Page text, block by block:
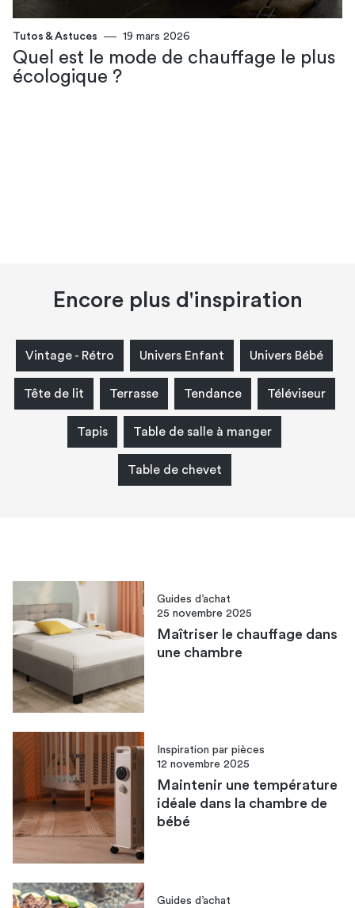
Tutos & Astuces 19 mars 2026
Quel est le mode de chauffage le plus
écologique​ ?
Encore plus d'inspiration
Vintage - Rétro Univers Enfant Univers Bébé
Tête de lit Terrasse Tendance Téléviseur
Tapis Table de salle à manger
Table de chevet
Guides d’achat
25 novembre 2025
Maîtriser le chauffage dans
une chambre​
Inspiration par pièces
12 novembre 2025
Maintenir une température
idéale dans la chambre de
bébé
Guides d’achat